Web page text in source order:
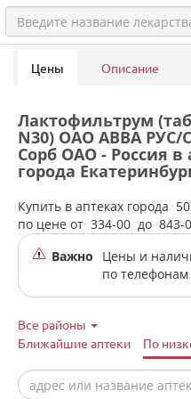
Цены Описание
Лактофильтрум
N30) ОАО АВВА РУС/
Сорб ОАО - Россия в
города
Купить в аптеках города
по цене от 334-00 до 843-
Важно
Цены и
по телефонам
Все районы
Ближайшие аптеки
По